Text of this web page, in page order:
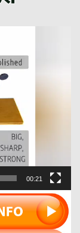
00:21